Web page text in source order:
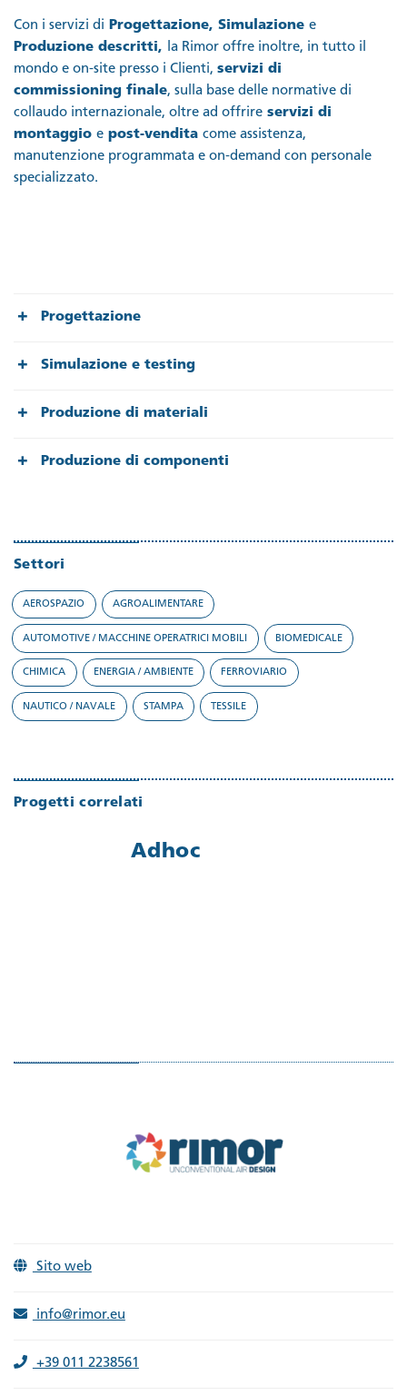
Con i servizi di Progettazione, Simulazione e
Produzione descritti,
la Rimor offre inoltre, in tutto il
mondo e on-site presso i Clienti, servizi di
commissioning finale, sulla base delle normative di
collaudo internazionale, oltre ad offrire servizi di
montaggio e post-vendita come assistenza,
manutenzione programmata e on-demand con personale
specializzato.
Progettazione
Simulazione e testing
Produzione di materiali
Produzione di componenti
Settori
AEROSPAZIO AGROALIMENTARE
AUTOMOTIVE / MACCHINE OPERATRICI MOBILI BIOMEDICALE
CHIMICA ENERGIA / AMBIENTE FERROVIARIO
NAUTICO / NAVALE STAMPA TESSILE
Progetti correlati
Adhoc
Sito web
info@rimor.eu
+39 011 2238561